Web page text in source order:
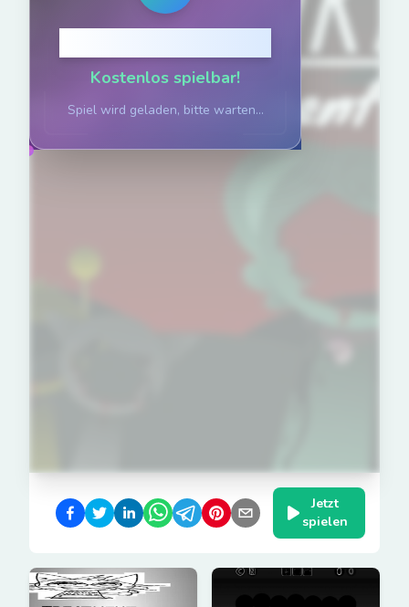
Kostenlos spielbar!
Spiel wird geladen, bitte warten...
Jetzt
spielen